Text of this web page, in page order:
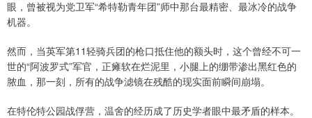
眼，曾被视为党卫军“希特勒青年团”师中那台最精密、最冰冷的战争
机器。
然而，当英军第11轻骑兵团的枪口抵住他的额头时，这个曾经不可一
世的“阿波罗式”军官，正瘫软在烂泥里，小腿上的绷带渗出黑红色的
脓血，那一刻，所有的战争滤镜在残酷的现实面前瞬间崩塌。
在特伦特公园战俘营，温舍的经历成了历史学者眼中最矛盾的样本。